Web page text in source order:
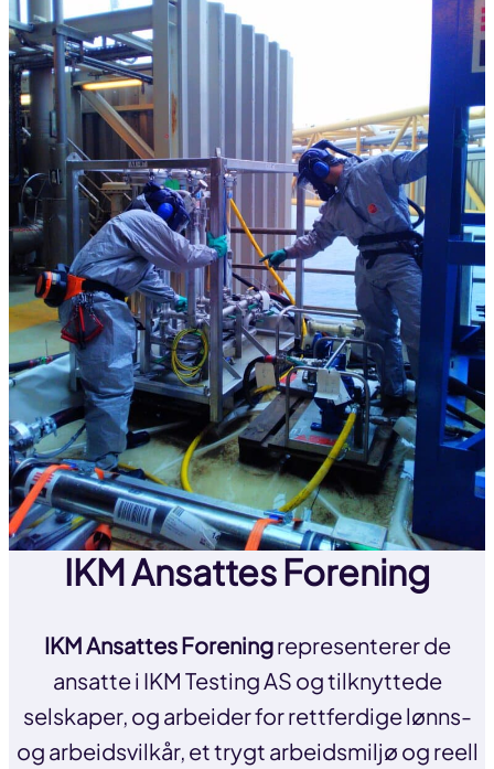
IKM Ansattes Forening
IKM Ansattes Foreningrepresenterer de
ansatte i IKM Testing AS og tilknyttede
selskaper, og arbeider for rettferdige lønns-
og arbeidsvilkår, et trygt arbeidsmiljø og reell